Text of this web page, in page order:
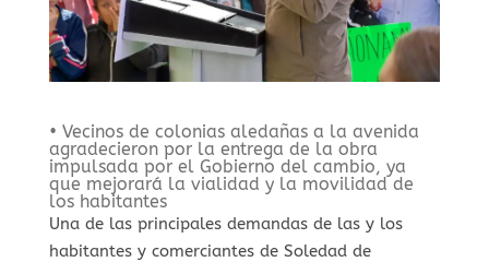
• Vecinos de colonias aledañas a la avenida
agradecieron por la entrega de la obra
impulsada por el Gobierno del cambio, ya
que mejorará la vialidad y la movilidad de
los habitantes
Una de las principales demandas de las y los
habitantes y comerciantes de Soledad de